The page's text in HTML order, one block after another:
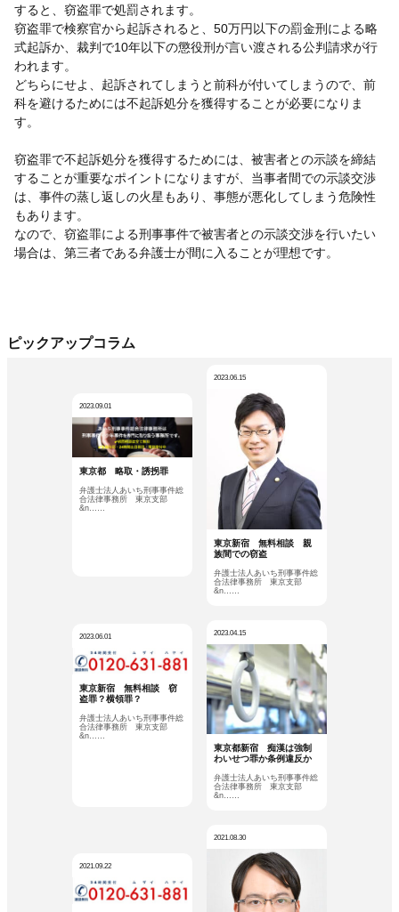
すると、窃盗罪で処罰されます。
窃盗罪で検察官から起訴されると、50万円以下の罰金刑による略
式起訴か、裁判で10年以下の懲役刑が言い渡される公判請求が行
われます。
どちらにせよ、起訴されてしまうと前科が付いてしまうので、前
科を避けるためには不起訴処分を獲得することが必要になりま
す。
窃盗罪で不起訴処分を獲得するためには、被害者との示談を締結
することが重要なポイントになりますが、当事者間での示談交渉
は、事件の蒸し返しの火星もあり、事態が悪化してしまう危険性
もあります。
なので、窃盗罪による刑事事件で被害者との示談交渉を行いたい
場合は、第三者である弁護士が間に入ることが理想です。
ピックアップコラム
2023.09.01
東京都 略取・誘拐罪
弁護士法人あいち刑事事件総
合法律事務所 東京支部
&n……
2023.06.15
東京新宿 無料相談 親
族間での窃盗
弁護士法人あいち刑事事件総
合法律事務所 東京支部
&n……
2023.06.01
東京新宿 無料相談 窃
盗罪？横領罪？
弁護士法人あいち刑事事件総
合法律事務所 東京支部
&n……
2023.04.15
東京都新宿 痴漢は強制
わいせつ罪か条例違反か
弁護士法人あいち刑事事件総
合法律事務所 東京支部
&n……
2021.09.22
2021.08.30